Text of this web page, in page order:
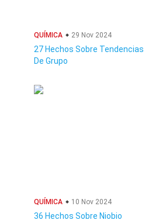
QUÍMICA 29 Nov 2024
27 Hechos Sobre Tendencias
De Grupo
QUÍMICA 10 Nov 2024
36 Hechos Sobre Niobio